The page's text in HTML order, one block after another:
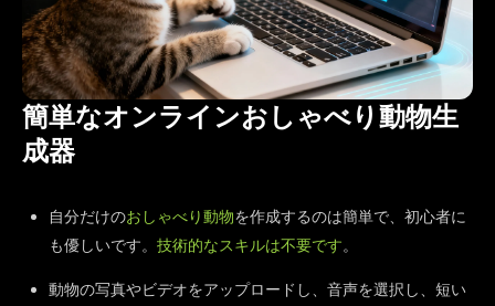
簡単なオンラインおしゃべり動物生
成器
自分だけのおしゃべり動物を作成するのは簡単で、初心者に
も優しいです。 技術的なスキルは不要です。
動物の写真やビデオをアップロードし、音声を選択し、短い